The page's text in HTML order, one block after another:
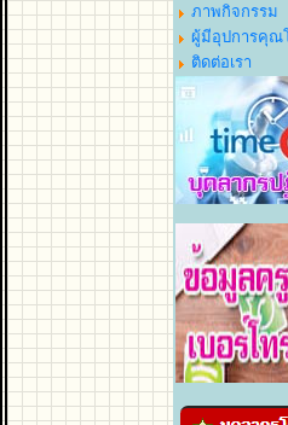
ภาพกิจกรรม
ผู้มีอุปการคุณ
ติดต่อเรา